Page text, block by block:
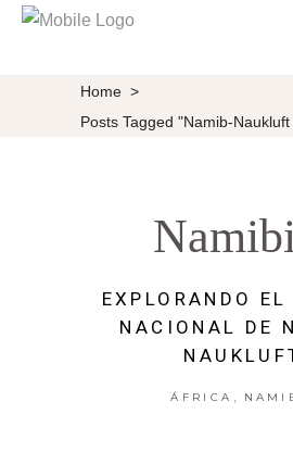
Home >
Posts Tagged "Namib-
EXPLORANDO EL
NACIONAL DE
ÁFRICA